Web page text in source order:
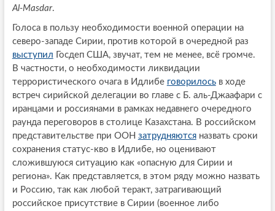
Al-Masdar.
Голоса в пользу необходимости военной операции на
северо-западе Сирии, против которой в очередной раз
выступил Госдеп США, звучат, тем не менее, всё громче.
В частности, о необходимости ликвидации
террористического очага в Идлибе говорилосьв ходе
встреч сирийской делегации во главе с Б. аль-Джаафари с
иранцами и россиянами в рамках недавнего очередного
раунда переговоров в столице Казахстана. В российском
представительстве при ООН затрудняютсяназвать сроки
сохранения статус-кво в Идлибе, но оценивают
сложившуюся ситуацию как «опасную для Сирии и
региона». Как представляется, в этом ряду можно назвать
и Россию, так как любой теракт, затрагивающий
российское присутствие в Сирии (военное либо